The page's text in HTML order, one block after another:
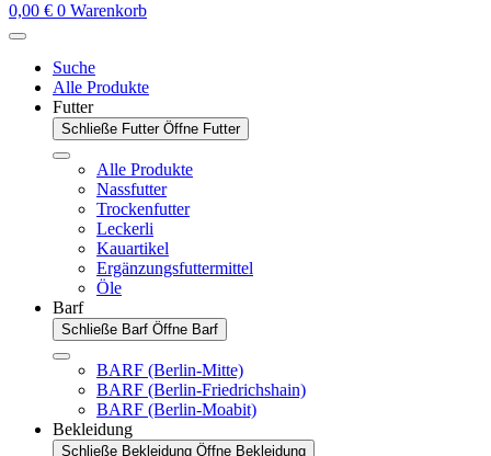
0,00 € 0 Warenkorb
Suche
Alle Produkte
Futter
Schließe Futter Öffne Futter
Alle Produkte
Nassfutter
Trockenfutter
Leckerli
Kauartikel
Ergänzungsfuttermittel
Öle
Barf
Schließe Barf Öffne Barf
BARF (Berlin-Mitte)
BARF (Berlin-Friedrichshain)
BARF (Berlin-Moabit)
Bekleidung
Schließe Bekleidung Öffne Bekleidung